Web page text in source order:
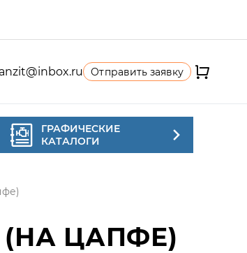
Отправить заявку
ГРАФИЧЕСКИЕ
КАТАЛОГИ
ЦАПФЕ)